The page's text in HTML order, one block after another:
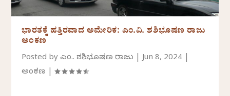
ಭಾರತಕ್ಕೆ ಹತ್ತಿರವಾದ ಅಮೇರಿಕ: ಎಂ.ವಿ. ಶಶಿಭೂಷಣ ರಾಜು
ಅಂಕಣ
Posted byಎಂ.ವಿ. ಶಶಿಭೂಷಣ ರಾಜು |Jun 8, 2024
ಅಂಕಣ |